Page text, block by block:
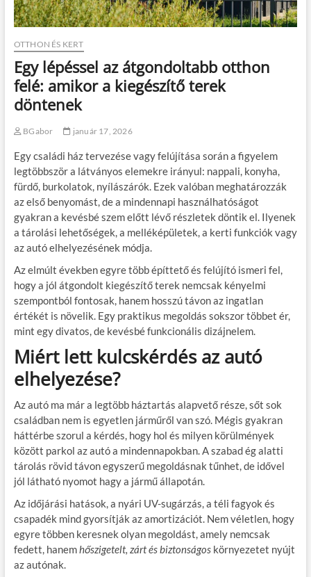
OTTHON ÉS KERT
Egy lépéssel az átgondoltabb otthon
felé: amikor a kiegészítő terek
döntenek
BGabor január 17, 2026
Egy családi ház tervezése vagy felújítása során a figyelem
legtöbbször a látványos elemekre irányul: nappali, konyha,
fürdő, burkolatok, nyílászárók. Ezek valóban meghatározzák
az első benyomást, de a mindennapi használhatóságot
gyakran a kevésbé szem előtt lévő részletek döntik el. Ilyenek
a tárolási lehetőségek, a melléképületek, a kerti funkciók vagy
az autó elhelyezésének módja.
Az elmúlt években egyre több építtető és felújító ismeri fel,
hogy a jól átgondolt kiegészítő terek nemcsak kényelmi
szempontból fontosak, hanem hosszú távon az ingatlan
értékét is növelik. Egy praktikus megoldás sokszor többet ér,
mint egy divatos, de kevésbé funkcionális dizájnelem.
Miért lett kulcskérdés az autó
elhelyezése?
Az autó ma már a legtöbb háztartás alapvető része, sőt sok
családban nem is egyetlen járműről van szó. Mégis gyakran
háttérbe szorul a kérdés, hogy hol és milyen körülmények
között parkol az autó a mindennapokban. A szabad ég alatti
tárolás rövid távon egyszerű megoldásnak tűnhet, de idővel
jól látható nyomot hagy a jármű állapotán.
Az időjárási hatások, a nyári UV-sugárzás, a téli fagyok és
csapadék mind gyorsítják az amortizációt. Nem véletlen, hogy
egyre többen keresnek olyan megoldást, amely nemcsak
fedett, hanemhőszigetelt, zárt és biztonságoskörnyezetet nyújt
az autónak.